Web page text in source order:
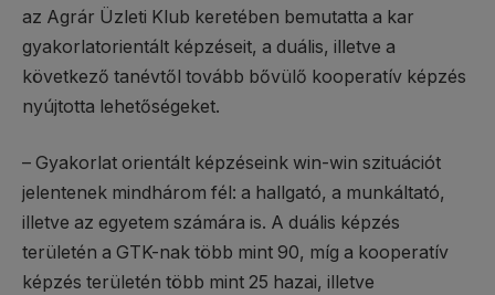
az Agrár Üzleti Klub keretében bemutatta a kar
gyakorlatorientált képzéseit, a duális, illetve a
következő tanévtől tovább bővülő kooperatív képzés
nyújtotta lehetőségeket.
– Gyakorlat orientált képzéseink win-win szituációt
jelentenek mindhárom fél: a hallgató, a munkáltató,
illetve az egyetem számára is. A duális képzés
területén a GTK-nak több mint 90, míg a kooperatív
képzés területén több mint 25 hazai, illetve